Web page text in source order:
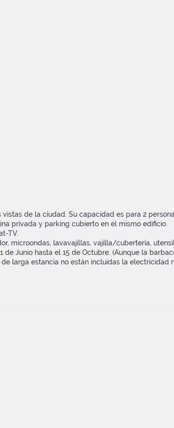
de la ciudad. Su capacidad es para 2
privada y parking cubierto en el mismo edificio.
TV.
microondas, lavavajillas, vajilla/cubertería,
Junio hasta el 15 de Octubre. (Aunque la
larga estancia no están incluidas la